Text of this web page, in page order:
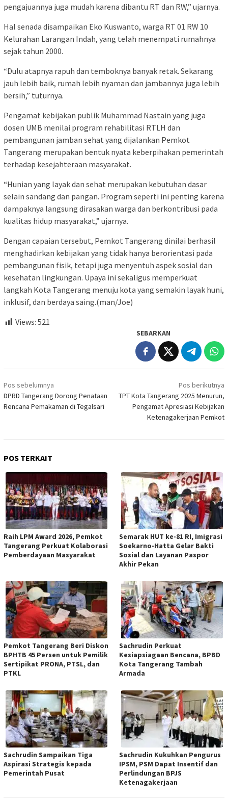
pengajuannya juga mudah karena dibantu RT dan RW,” ujarnya.
Hal senada disampaikan Eko Kuswanto, warga RT 01 RW 10
Kelurahan Larangan Indah, yang telah menempati rumahnya
sejak tahun 2000.
“Dulu atapnya rapuh dan temboknya banyak retak. Sekarang
jauh lebih baik, rumah lebih nyaman dan jambannya juga lebih
bersih,” tuturnya.
Pengamat kebijakan publik Muhammad Nastain yang juga
dosen UMB menilai program rehabilitasi RTLH dan
pembangunan jamban sehat yang dijalankan Pemkot
Tangerang merupakan bentuk nyata keberpihakan pemerintah
terhadap kesejahteraan masyarakat.
“Hunian yang layak dan sehat merupakan kebutuhan dasar
selain sandang dan pangan. Program seperti ini penting karena
dampaknya langsung dirasakan warga dan berkontribusi pada
kualitas hidup masyarakat,” ujarnya.
Dengan capaian tersebut, Pemkot Tangerang dinilai berhasil
menghadirkan kebijakan yang tidak hanya berorientasi pada
pembangunan fisik, tetapi juga menyentuh aspek sosial dan
kesehatan lingkungan. Upaya ini sekaligus memperkuat
langkah Kota Tangerang menuju kota yang semakin layak huni,
inklusif, dan berdaya saing.(man/Joe)
Views: 521
SEBARKAN
Navigasi
pos
Pos sebelumnya
DPRD Tangerang Dorong Penataan
Rencana Pemakaman di Tegalsari
Pos berikutnya
TPT Kota Tangerang 2025 Menurun,
Pengamat Apresiasi Kebijakan
Ketenagakerjaan Pemkot
POS TERKAIT
Raih LPM Award 2026, Pemkot
Tangerang Perkuat Kolaborasi
Pemberdayaan Masyarakat
Semarak HUT ke-81 RI, Imigrasi
Soekarno-Hatta Gelar Bakti
Sosial dan Layanan Paspor
Akhir Pekan
Pemkot Tangerang Beri Diskon
BPHTB 45 Persen untuk Pemilik
Sertipikat PRONA, PTSL, dan
PTKL
Sachrudin Perkuat
Kesiapsiagaan Bencana, BPBD
Kota Tangerang Tambah
Armada
Sachrudin Sampaikan Tiga
Aspirasi Strategis kepada
Pemerintah Pusat
Sachrudin Kukuhkan Pengurus
IPSM, PSM Dapat Insentif dan
Perlindungan BPJS
Ketenagakerjaan